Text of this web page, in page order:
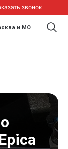
звонок
и МО